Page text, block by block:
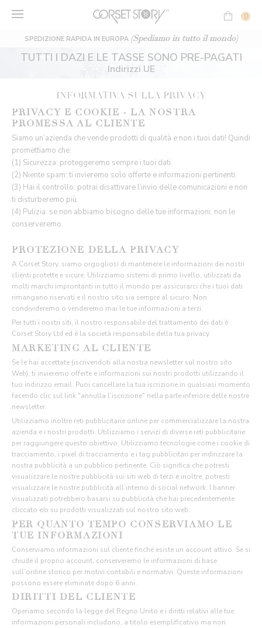
SPEDIZIONE RAPIDA IN EUROPA (Spediamo in tutto il mondo)
0
TUTTI I DAZI E LE TASSE SONO PRE-PAGATI
Indirizzi UE
INFORMATIVA SULLA PRIVACY
PRIVACY E COOKIE - LA NOSTRA
PROMESSA AL CLIENTE
Siamo un’azienda che vende prodotti di qualità e non i tuoi dati! Quindi
promettiamo che:
(1) Sicurezza: proteggeremo sempre i tuoi dati.
(2) Niente spam: ti invieremo solo offerte e informazioni pertinenti.
(3) Hai il controllo: potrai disattivare l’invio delle comunicazioni e non
ti disturberemo più.
(4) Pulizia: se non abbiamo bisogno delle tue informazioni, non le
conserveremo.
PROTEZIONE DELLA PRIVACY
A Corset Story, siamo orgogliosi di mantenere le informazioni dei nostri
clienti protette e sicure. Utilizziamo sistemi di primo livello, utilizzati da
molti marchi improntanti in tutto il mondo per assicurarci che i tuoi dati
rimangano riservati e il nostro sito sia sempre al sicuro. Non
condivideremo o venderemo mai le tue informazioni a terzi.
Per tutti i nostri siti, il nostro responsabile del trattamento dei dati è
Corset Story Ltd ed è la società responsabile della tua privacy.
MARKETING AL CLIENTE
Se le hai accettate (iscrivendoti alla nostra newsletter sul nostro sito
Web), ti invieremo offerte e informazioni sui nostri prodotti utilizzando il
tuo indirizzo email. Puoi cancellare la tua iscrizione in qualsiasi momento
facendo clic sul link "annulla l’iscrizione" nella parte inferiore delle nostre
newsletter.
Utilizziamo inoltre reti pubblicitarie online per commercializzare la nostra
azienda e i nostri prodotti. Utilizziamo i servizi di diverse reti pubblicitarie
per raggiungere questo obiettivo. Utilizziamo tecnologie come i cookie di
tracciamento, i pixel di tracciamento e i tag pubblicitari per indirizzare la
nostra pubblicità a un pubblico pertinente. Ciò significa che potresti
visualizzare le nostre pubblicità sui siti web di terzi e inoltre, potresti
visualizzare le nostre pubblicità all’interno di social network. I banner
visualizzati potrebbero basarsi su pubblicità che hai precedentemente
cliccato e/o su prodotti visualizzati sul nostro sito web.
PER QUANTO TEMPO CONSERVIAMO LE
TUE INFORMAZIONI
Conserviamo informazioni sul cliente finché esiste un account attivo. Se si
chiude il proprio account, conserveremo le informazioni di base
sull’ordine storico per motivi contabili e normativi. Queste informazioni
possono essere eliminate dopo 6 anni.
DIRITTI DEL CLIENTE
Operiamo secondo la legge del Regno Unito e i diritti relativi alle tue
informazioni personali includono, a titolo esemplificativo ma non